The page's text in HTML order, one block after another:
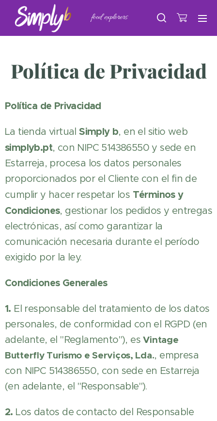
food explorers
Política de Privacidad
Política de Privacidad
La tienda virtualSimply b, en el sitio web
simplyb.pt, con NIPC 514386550 y sede en
Estarreja, procesa los datos personales
proporcionados por el Cliente con el fin de
cumplir y hacer respetar los Términos y
Condiciones, gestionar los pedidos y entregas
electrónicas, así como garantizar la
comunicación necesaria durante el período
exigido por la ley.
Condiciones Generales
1. El responsable del tratamiento de los datos
personales, de conformidad con el RGPD (en
adelante, el "Reglamento"), esVintage
Butterfly Turismo e Serviços, Lda., empresa
con NIPC 514386550, con sede en Estarreja
(en adelante, el "Responsable").
2. Los datos de contacto del Responsable